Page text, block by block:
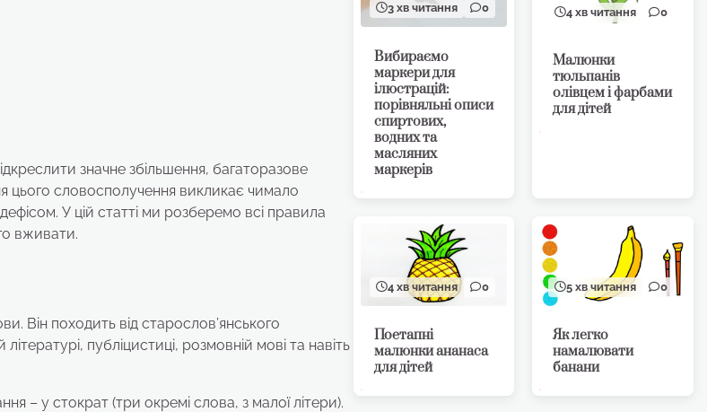
значне збільшення, багаторазове
цього словосполучення викликає чимало
У цій статті ми розберемо всі правила
вживати.
Він походить від старослов’янського
публіцистиці, розмовній мові та навіть
– у стократ (три окремі слова, з малої літери).
3 хв читання 0
Вибираємо
маркери для
ілюстрацій:
порівняльні описи
спиртових,
водних та
масляних
маркерів
4 хв читання 0
Малюнки
тюльпанів
олівцем і фарбами
для дітей
4 хв читання 0
Поетапні
малюнки ананаса
для дітей
5 хв читання 0
Як легко
намалювати
банани